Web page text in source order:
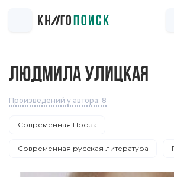
ЛЮДМИЛА УЛИЦКАЯ
Произведений у автора: 8
Современная Проза
Современная русская литература